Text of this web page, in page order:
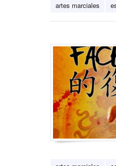
artes marciales